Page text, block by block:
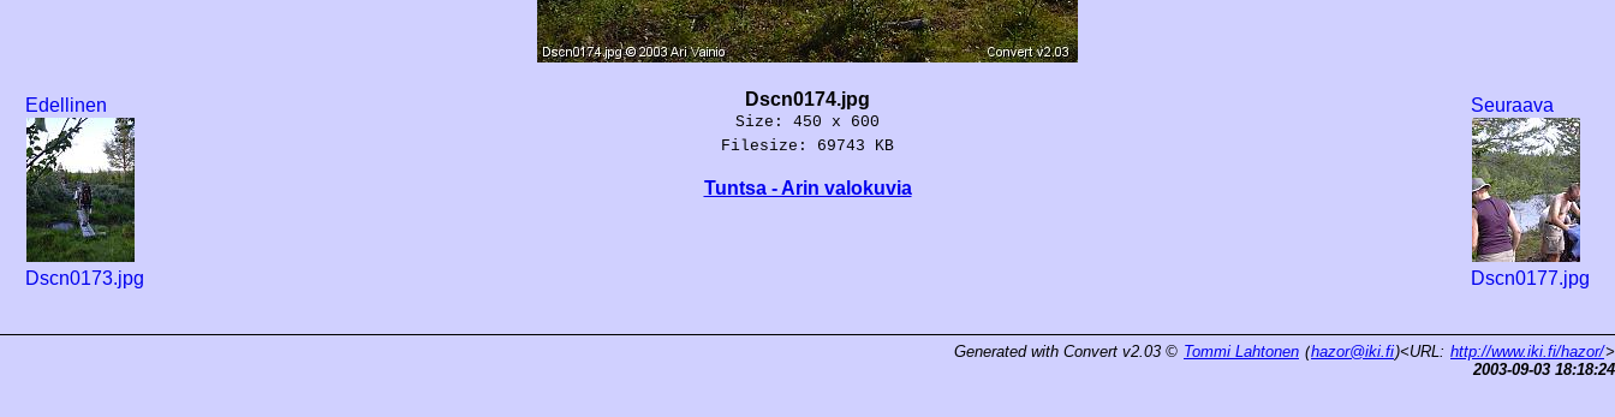
Edellinen
Dscn0173.jpg
Seuraava
Dscn0177.jpg
Dscn0174.jpg
Size: 450 x 600
Filesize: 69743 KB
Tuntsa - Arin valokuvia
Generated with Convert v2.03 © Tommi Lahtonen (hazor@iki.fi)<URL: http://www.iki.fi/hazor/>
2003-09-03 18:18:24